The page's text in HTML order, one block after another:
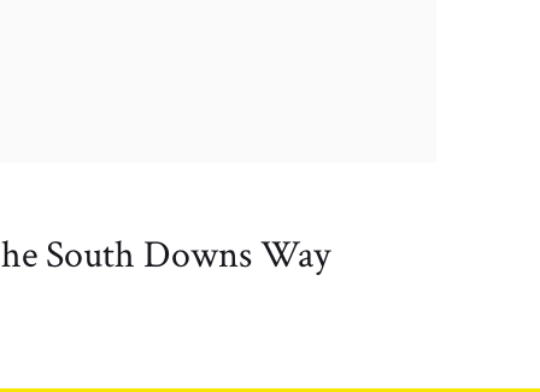
South Downs Way